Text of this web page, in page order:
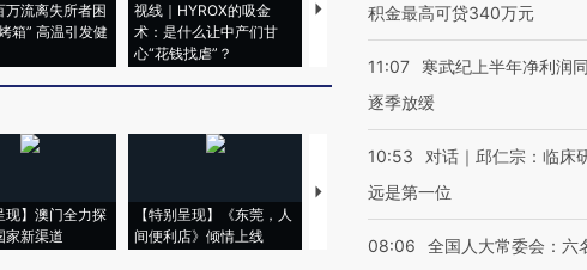
万流离失所者困
箱” 高温引发健
视线｜HYROX的吸金
术：是什么让中产们甘
心“花钱找虐”？
马航飞行员跨国走私7万
视线｜被称
现】澳门全力探
家新渠道
【特别呈现】《东莞，人
间便利店》倾情上线
【推广】走进第四届链博
会，让数智科技“链”接产
【特别呈现
有意思的生
积金最高可贷340万元
11:07
寒武纪上半年净利润
逐季放缓
10:53
对话｜邱仁宗：临床
远是第一位
08:06
全国人大常委会：六